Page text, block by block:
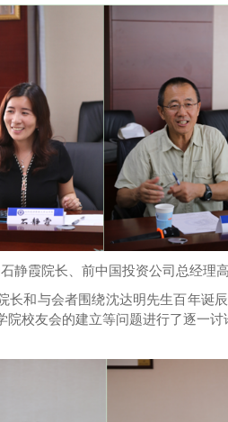
静霞院长、 前中国投资公司总经理
长和与会者围绕沈达明先生百年诞辰
院校友会的建立等问题进行了逐一讨